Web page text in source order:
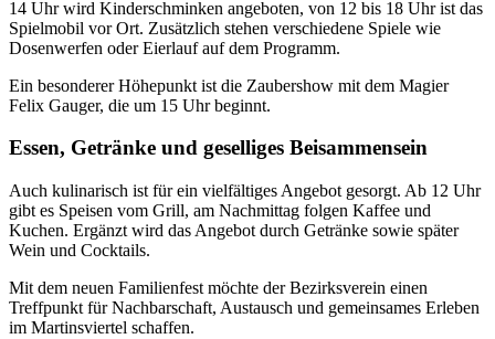
14 Uhr wird Kinderschminken angeboten, von 12 bis 18 Uhr ist das
Spielmobil vor Ort. Zusätzlich stehen verschiedene Spiele wie
Dosenwerfen oder Eierlauf auf dem Programm.
Ein besonderer Höhepunkt ist die Zaubershow mit dem Magier
Felix Gauger, die um 15 Uhr beginnt.
Essen, Getränke und geselliges Beisammensein
Auch kulinarisch ist für ein vielfältiges Angebot gesorgt. Ab 12 Uhr
gibt es Speisen vom Grill, am Nachmittag folgen Kaffee und
Kuchen. Ergänzt wird das Angebot durch Getränke sowie später
Wein und Cocktails.
Mit dem neuen Familienfest möchte der Bezirksverein einen
Treffpunkt für Nachbarschaft, Austausch und gemeinsames Erleben
im Martinsviertel schaffen.